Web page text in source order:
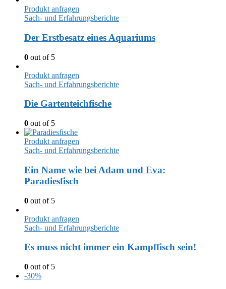
Produkt anfragen
Sach- und Erfahrungsberichte
Der Erstbesatz eines Aquariums
0 out of 5
Produkt anfragen
Sach- und Erfahrungsberichte
Die Gartenteichfische
0 out of 5
Produkt anfragen
Sach- und Erfahrungsberichte
Ein Name wie bei Adam und Eva:
Paradiesfisch
0 out of 5
Produkt anfragen
Sach- und Erfahrungsberichte
Es muss nicht immer ein Kampffisch sein!
0 out of 5
-30%